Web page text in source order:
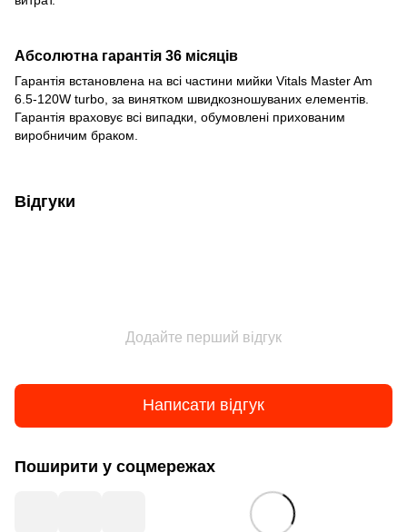
Абсолютна гарантія 36 місяців
Гарантія встановлена на всі частини мийки Vitals Master Am
6.5-120W turbo, за винятком швидкозношуваних елементів.
Гарантія враховує всі випадки, обумовлені прихованим
виробничим браком.
Відгуки
Додайте перший відгук
Написати відгук
Поширити у соцмережах